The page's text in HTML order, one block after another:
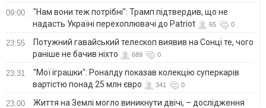
09:00
"Нам вони теж потрібні": Трамп підтвердив, що не
надасть Україні перехоплювачі до Patriot
65 0
23:55
Потужний гавайський телескоп виявив на Сонці те, чого
раніше не бачив ніхто
689 0
23:31
"Мої іграшки": Роналду показав колекцію суперкарів
вартістю понад 25 млн євро
341 0
23:00 Життя на Землі могло виникнути двічі, – дослідження